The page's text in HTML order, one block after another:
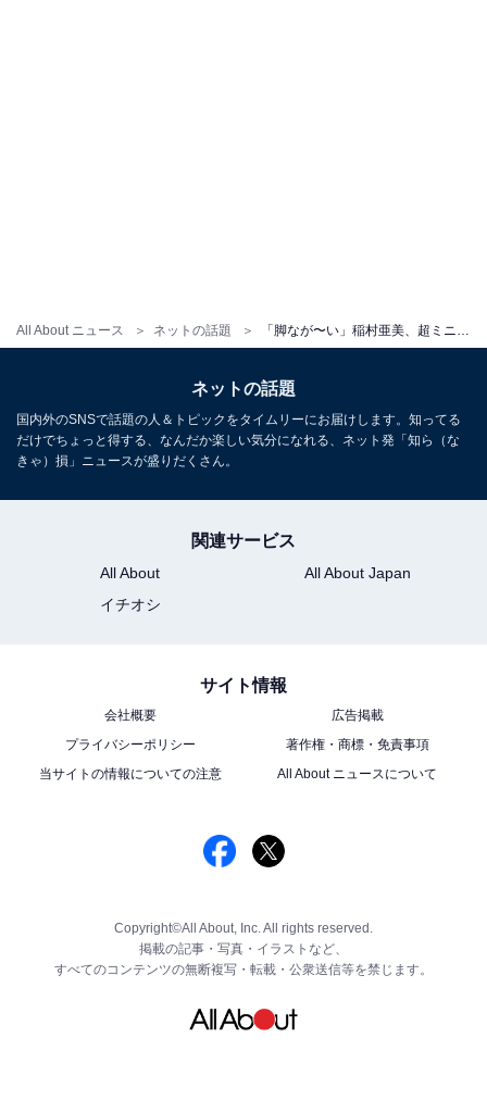
All About ニュース ネットの話題
ネットの話題
国内外のSNSで話題の人＆トピックをタイムリーにお届けします。知ってる
だけでちょっと得する、なんだか楽しい気分になれる、ネット発「知ら（な
きゃ）損」ニュースが盛りだくさん。
関連サービス
All About
All About Japan
イチオシ
サイト情報
会社概要
広告掲載
プライバシーポリシー
著作権・商標・免責事項
当サイトの情報についての注意
All About ニュースについて
Copyright©All About, Inc. All rights reserved.
掲載の記事・写真・イラストなど、
すべてのコンテンツの無断複写・転載・公衆送信等を禁じます。